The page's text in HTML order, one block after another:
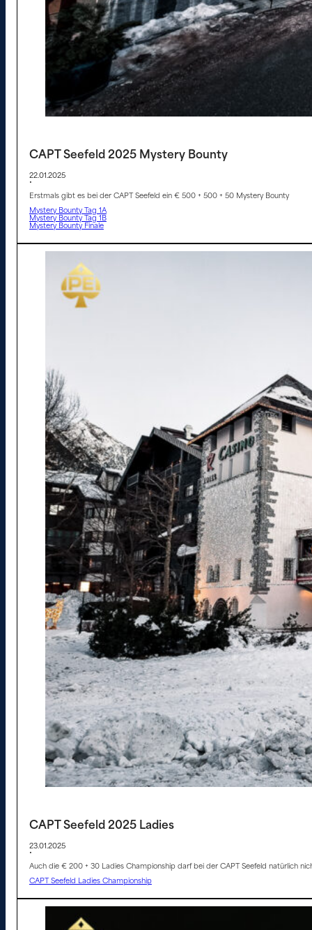
CAPT Seefeld 2025 Mystery Bounty
22.01.2025
•
Erstmals gibt es bei der CAPT Seefeld ein € 500 + 500 + 50 Mystery Bounty
Mystery Bounty Tag 1A
Mystery Bounty Tag 1B
Mystery Bounty Finale
CAPT Seefeld 2025 Ladies
23.01.2025
•
Auch die € 200 + 30 Ladies Championship darf bei der CAPT Seefeld natürlich
CAPT Seefeld Ladies Championship